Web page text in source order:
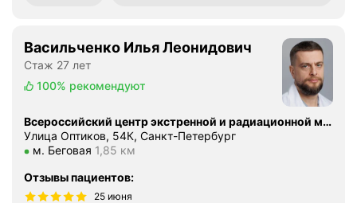
Васильченко Илья Леонидович
Стаж 27 лет
100% рекомендуют
Всероссийский центр экстренной и радиационной медицины имени А. М. Никифорова МЧС России, клиника № 2
Улица Оптиков, 54К, Санкт-Петербург
Метро м. Беговая Расстояние 1,85 км
м. Беговая 1,85 км
Отзывы пациентов:
25 июня